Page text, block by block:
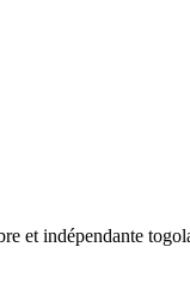
et indépendante